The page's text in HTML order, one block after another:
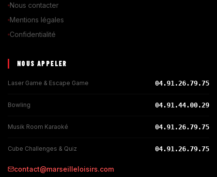
Nous contacter
Mentions légales
Confidentialité
NOUS APPELER
Laser Game & Escape Game 04.91.26.79.75
Bowling 04.91.44.00.29
Musik Room Karaoké 04.91.26.79.75
Cube Challenges & Quiz 04.91.26.79.75
contact@marseilleloisirs.com